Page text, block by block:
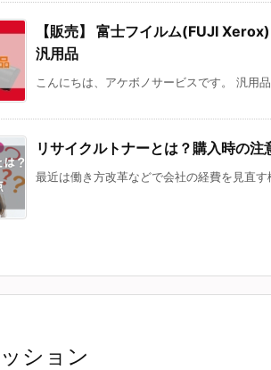
【販売】 富士フイルム(FUJI
汎用品
こんにちは、アケボノサービスです。 汎用
リサイクルトナーとは？購入時の注
最近は働き方改革などで会社の経費を見直
ション